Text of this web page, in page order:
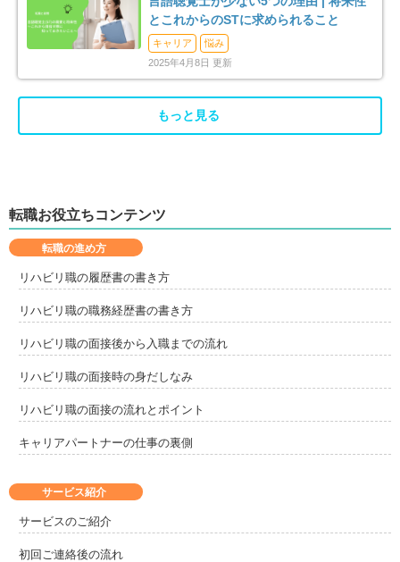
とこれからのSTに求められること
キャリア
悩み
2025年4月8日 更新
もっと見る
転職お役立ちコンテンツ
サービス紹介
サービスのご紹介
初回ご連絡後の流れ
転職の進め方
リハビリ職の履歴書の書き方
リハビリ職の職務経歴書の書き方
リハビリ職の面接後から入職までの流れ
リハビリ職の面接時の身だしなみ
リハビリ職の面接の流れとポイント
キャリアパートナーの仕事の裏側